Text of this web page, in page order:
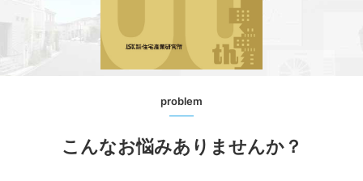
problem
こんなお悩みありませんか？